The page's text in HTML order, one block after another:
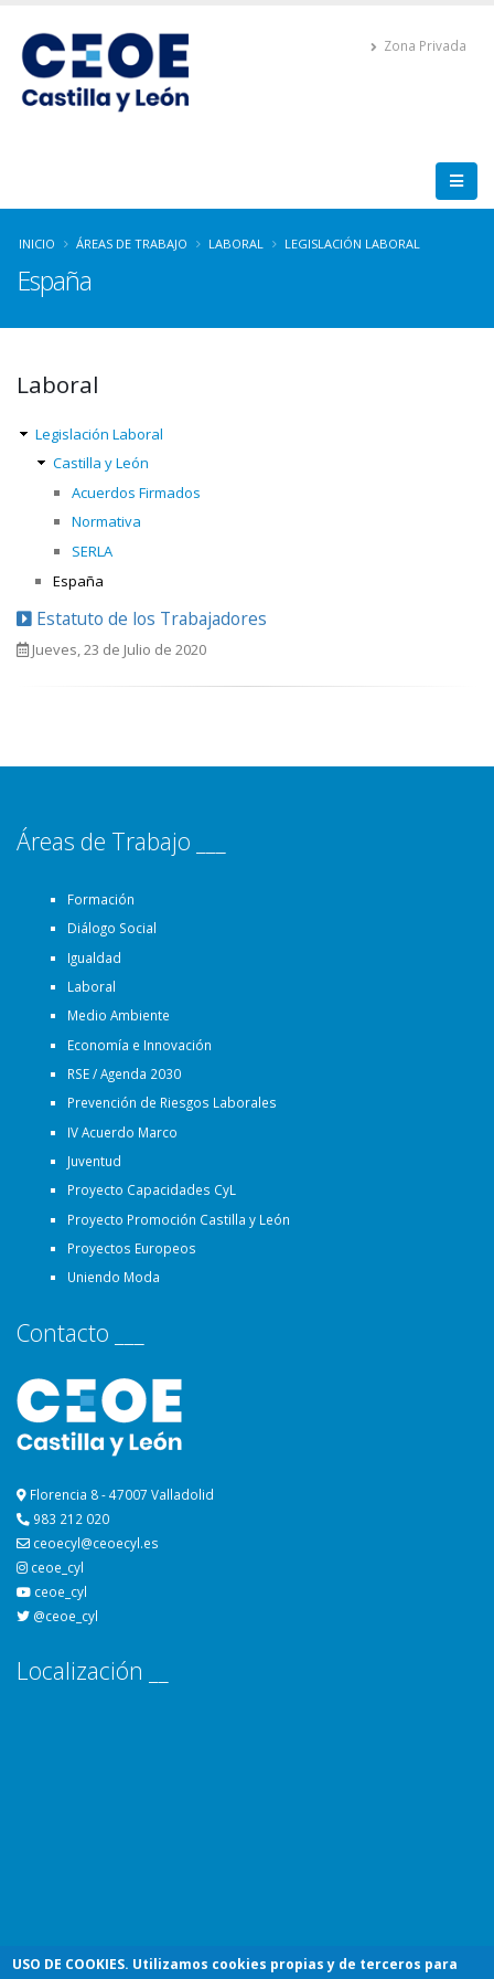
Zona Privada
INICIO ÁREAS DE TRABAJO LABORAL LEGISLACIÓN LABORAL
España
Laboral
Legislación Laboral
Castilla y León
Acuerdos Firmados
Normativa
SERLA
España
Estatuto de los Trabajadores
Jueves, 23 de Julio de 2020
Áreas de Trabajo ___
Formación
Diálogo Social
Igualdad
Laboral
Medio Ambiente
Economía e Innovación
RSE / Agenda 2030
Prevención de Riesgos Laborales
IV Acuerdo Marco
Juventud
Proyecto Capacidades CyL
Proyecto Promoción Castilla y León
Proyectos Europeos
Uniendo Moda
Contacto ___
Florencia 8 - 47007 Valladolid
983 212 020
ceoecyl@ceoecyl.es
ceoe_cyl
ceoe_cyl
@ceoe_cyl
Localización __
USO DE COOKIES. Utilizamos cookies propias y de terceros para